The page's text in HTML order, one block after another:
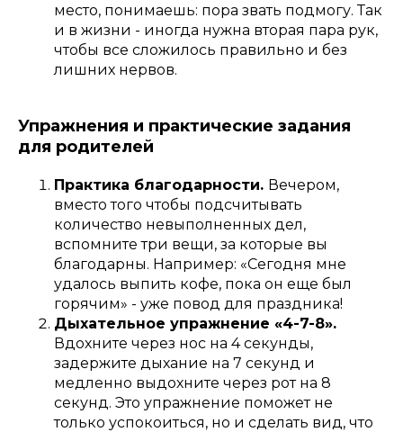
место, понимаешь: пора звать подмогу. Так
и в жизни - иногда нужна вторая пара рук,
чтобы все сложилось правильно и без
лишних нервов.
Упражнения и практические задания
для родителей
Практика благодарности. Вечером,
вместо того чтобы подсчитывать
количество невыполненных дел,
вспомните три вещи, за которые вы
благодарны. Например: «Сегодня мне
удалось выпить кофе, пока он еще был
горячим» - уже повод для праздника!
Дыхательное упражнение «4-7-8».
Вдохните через нос на 4 секунды,
задержите дыхание на 7 секунд и
медленно выдохните через рот на 8
секунд. Это упражнение поможет не
только успокоиться, но и сделать вид, что